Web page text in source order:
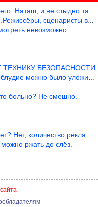
и не стыдно такую фигн
сценаристы вы где или к
невозможно.
БЕЗОПАСНОСТИ
можно было уложить в 1 мин
больно? Не смешно.
количество рекламы выводи
ржать до слёз.